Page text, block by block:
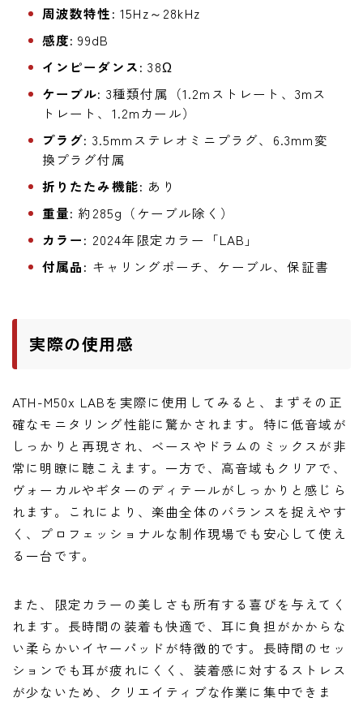
周波数特性: 15Hz～28kHz
感度: 99dB
インピーダンス: 38Ω
ケーブル: 3種類付属（1.2mストレート、3mス
トレート、1.2mカール）
プラグ: 3.5mmステレオミニプラグ、6.3mm変
換プラグ付属
折りたたみ機能: あり
重量: 約285g（ケーブル除く）
カラー: 2024年限定カラー「LAB」
付属品: キャリングポーチ、ケーブル、保証書
実際の使用感
ATH-M50x LABを実際に使用してみると、まずその正
確なモニタリング性能に驚かされます。特に低音域が
しっかりと再現され、ベースやドラムのミックスが非
常に明瞭に聴こえます。一方で、高音域もクリアで、
ヴォーカルやギターのディテールがしっかりと感じら
れます。これにより、楽曲全体のバランスを捉えやす
く、プロフェッショナルな制作現場でも安心して使え
る一台です。
また、限定カラーの美しさも所有する喜びを与えてく
れます。長時間の装着も快適で、耳に負担がかからな
い柔らかいイヤーパッドが特徴的です。長時間のセッ
ションでも耳が疲れにくく、装着感に対するストレス
が少ないため、クリエイティブな作業に集中できま